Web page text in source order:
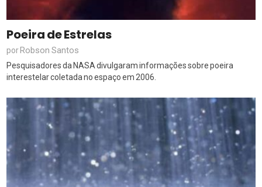
Poeira de Estrelas
porRobson Santos
Pesquisadores da NASA divulgaram informações sobre poeira
interestelar coletada no espaço em 2006.